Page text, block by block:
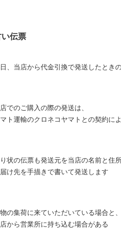
伝票
、当店から代金引換で発送したとき
でのご購入の際の発送は、
ト運輸のクロネコヤマトとの契約に
状の伝票も発送元を当店の名前と住
け先を手描きで書いて発送します
の集荷に来ていただいている場合と、
から営業所に持ち込む場合がある